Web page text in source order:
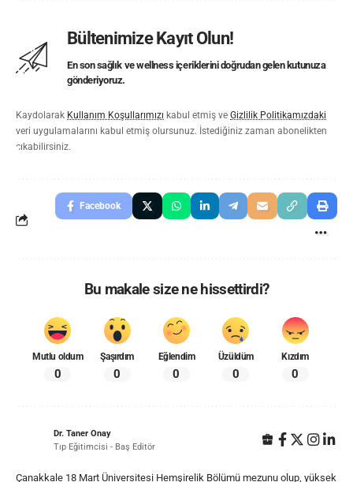
Bültenimize Kayıt Olun!
En son sağlık ve wellness içeriklerini doğrudan gelen kutunuza
gönderiyoruz.
Kaydolarak Kullanım Koşullarımızı kabul etmiş ve Gizlilik Politikamızdaki
veri uygulamalarını kabul etmiş olursunuz. İstediğiniz zaman abonelikten
çıkabilirsiniz.
Facebook
Bu makale size ne hissettirdi?
Mutlu oldum
0
Şaşırdım
0
Eğlendim
0
Üzüldüm
0
Kızdım
0
Dr. Taner Onay
Tıp Eğitimcisi - Baş Editör
Çanakkale 18 Mart Üniversitesi Hemşirelik Bölümü mezunu olup, yüksek